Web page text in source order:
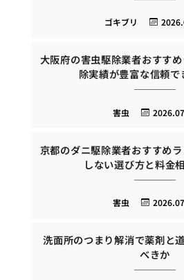
ゴキブリ
大阪府の害虫駆除業者おすす
除実績が豊富な信頼
害虫
京都のダニ駆除業者おすすめ
しない選び方と料金
害虫
洗面所のつまり解消で薬剤と
べきか